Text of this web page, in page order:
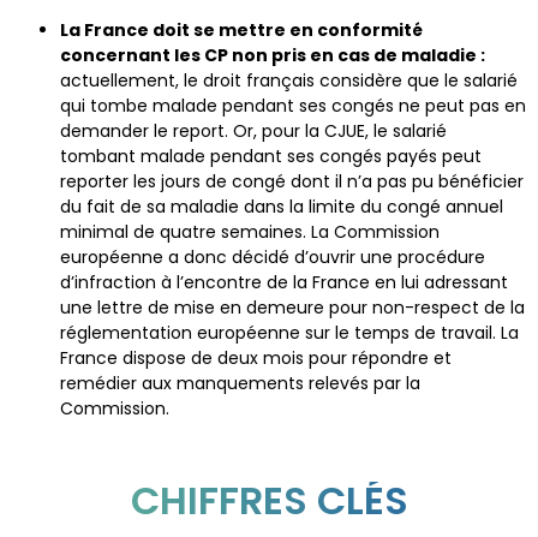
La France doit se mettre en conformité
concernant les CP non pris en cas de maladie :
actuellement, le droit français considère que le salarié
qui tombe malade pendant ses congés ne peut pas en
demander le report. Or, pour la CJUE, le salarié
tombant malade pendant ses congés payés peut
reporter les jours de congé dont il n’a pas pu bénéficier
du fait de sa maladie dans la limite du congé annuel
minimal de quatre semaines. La Commission
européenne a donc décidé d’ouvrir une procédure
d’infraction à l’encontre de la France en lui adressant
une lettre de mise en demeure pour non-respect de la
réglementation européenne sur le temps de travail. La
France dispose de deux mois pour répondre et
remédier aux manquements relevés par la
Commission.
CHIFFRES CLÉS